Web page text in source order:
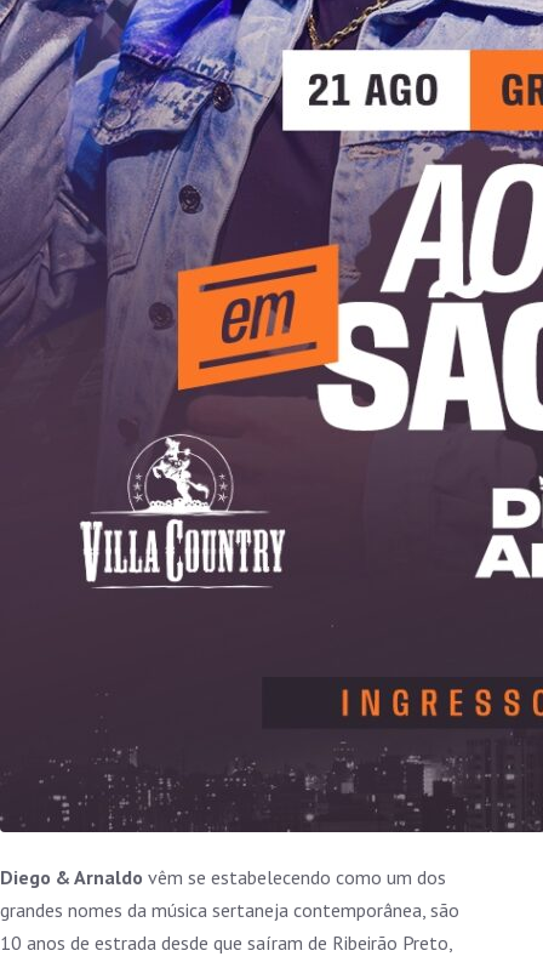
Diego & Arnaldo vêm se estabelecendo como um dos
grandes nomes da música sertaneja contemporânea, são
10 anos de estrada desde que saíram de Ribeirão Preto,